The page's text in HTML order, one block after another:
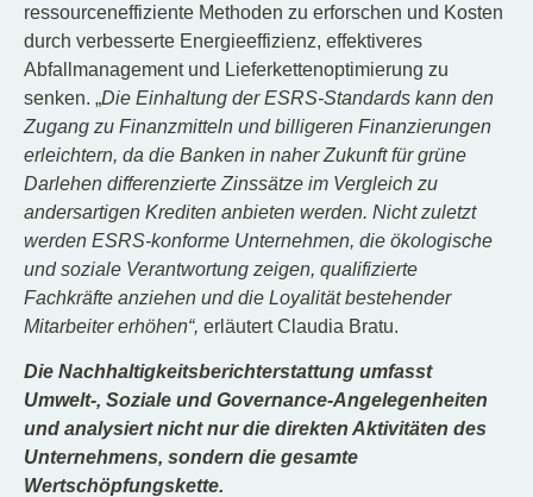
ressourceneffiziente Methoden zu erforschen und Kosten
durch verbesserte Energieeffizienz, effektiveres
Abfallmanagement und Lieferkettenoptimierung zu
senken. „Die Einhaltung der ESRS-Standards kann den
Zugang zu Finanzmitteln und billigeren Finanzierungen
erleichtern, da die Banken in naher Zukunft für grüne
Darlehen differenzierte Zinssätze im Vergleich zu
andersartigen Krediten anbieten werden. Nicht zuletzt
werden ESRS-konforme Unternehmen, die ökologische
und soziale Verantwortung zeigen, qualifizierte
Fachkräfte anziehen und die Loyalität bestehender
Mitarbeiter erhöhen“, erläutert Claudia Bratu.
Die Nachhaltigkeitsberichterstattung umfasst
Umwelt-, Soziale und Governance-Angelegenheiten
und analysiert nicht nur die direkten Aktivitäten des
Unternehmens, sondern die gesamte
Wertschöpfungskette.